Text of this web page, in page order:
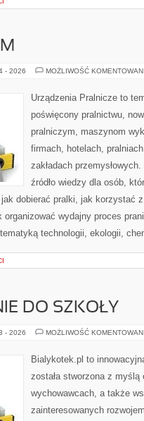
- 2026 MOŻLIWOŚĆ
Urządzenia Pralnicze to
poświęcony pralnictwu,
pralniczym, maszynom
firmach, hotelach,
zakładach
źródło wiedzy dla osób,
dobierać pralki, jak korzystać
wydajny proces
technologii, ekologii,
DO SZKOŁY
- 2026 MOŻLIWOŚĆ
Bialykotek.pl to
została stworzona z myślą
wychowawcach, a także
zainteresowanych